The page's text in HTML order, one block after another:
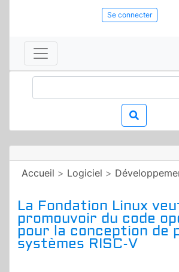
Se connecter
Accueil > Logiciel >
La Fondation Linux
promouvoir du code
pour la conception de
systèmes RISC-V